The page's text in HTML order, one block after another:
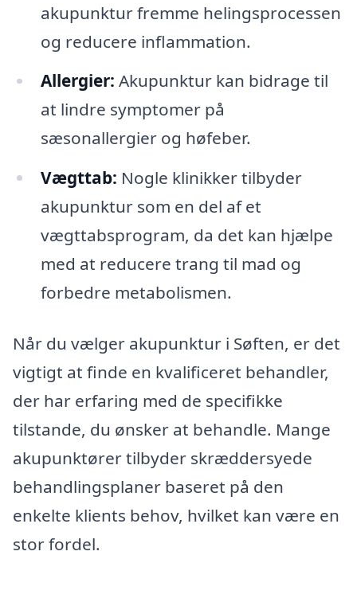
akupunktur fremme helingsprocessen
og reducere inflammation.
Allergier: Akupunktur kan bidrage til
at lindre symptomer på
sæsonallergier og høfeber.
Vægttab: Nogle klinikker tilbyder
akupunktur som en del af et
vægttabsprogram, da det kan hjælpe
med at reducere trang til mad og
forbedre metabolismen.
Når du vælger akupunktur i Søften, er det
vigtigt at finde en kvalificeret behandler,
der har erfaring med de specifikke
tilstande, du ønsker at behandle. Mange
akupunktører tilbyder skræddersyede
behandlingsplaner baseret på den
enkelte klients behov, hvilket kan være en
stor fordel.